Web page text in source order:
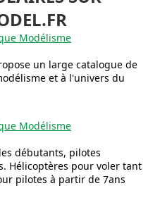
Modélisme
un large catalogue de
et à l'univers du
Modélisme
débutants, pilotes
Hélicoptères pour voler tant
pilotes à partir de 7ans